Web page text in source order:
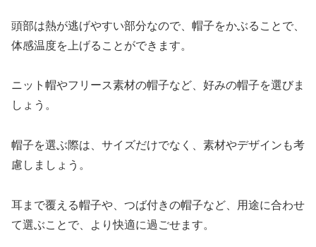
頭部は熱が逃げやすい部分なので、帽子をかぶることで、
体感温度を上げることができます。
ニット帽やフリース素材の帽子など、好みの帽子を選びま
しょう。
帽子を選ぶ際は、サイズだけでなく、素材やデザインも考
慮しましょう。
耳まで覆える帽子や、つば付きの帽子など、用途に合わせ
て選ぶことで、より快適に過ごせます。